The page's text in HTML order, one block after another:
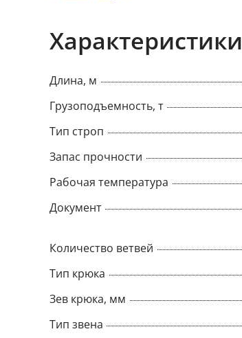
Характеристики
Длина, м
Грузоподъемность, т
Тип строп
Запас прочности
Рабочая температура
Документ
Количество ветвей
Тип крюка
Зев крюка, мм
Тип звена